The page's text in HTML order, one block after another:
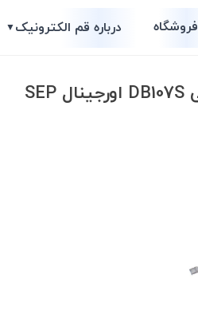
فروشگاه درباره قم الکترونیک▼